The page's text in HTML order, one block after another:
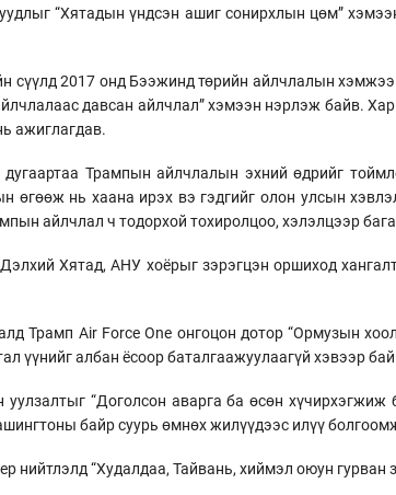
“Хятадын үндсэн ашиг сонирхлын цөм”
2017 онд Бээжинд төрийн айлчлалын
давсан айлчлал” хэмээн нэрлэж байв.
ажиглагдав.
Трампын айлчлалын эхний өдрийг
өгөөж нь хаана ирэх вэ гэдгийг олон улсын
айлчлал ч тодорхой тохиролцоо, хэлэлцээр
Хятад, АНУ хоёрыг зэрэгцэн оршиход
Трамп Air Force One онгоцон дотор “Ормузын
үүнийг албан ёсоор баталгаажуулаагүй хэвээр
“Доголсон аварга ба өсөн
байр суурь өмнөх жилүүдээс илүү
нийтлэлд “Худалдаа, Тайвань, хиймэл оюун